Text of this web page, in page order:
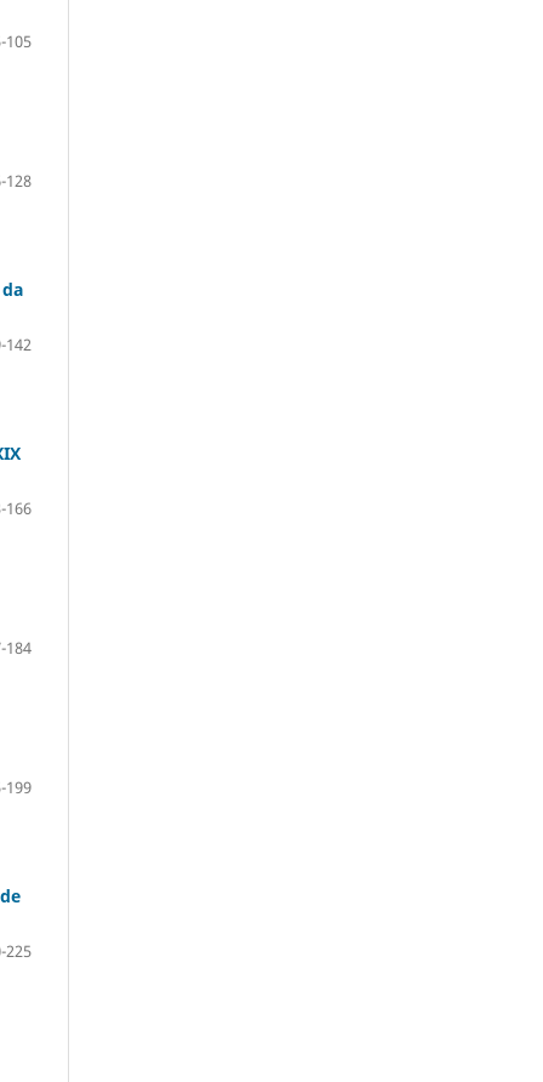
105
128
142
166
184
199
225